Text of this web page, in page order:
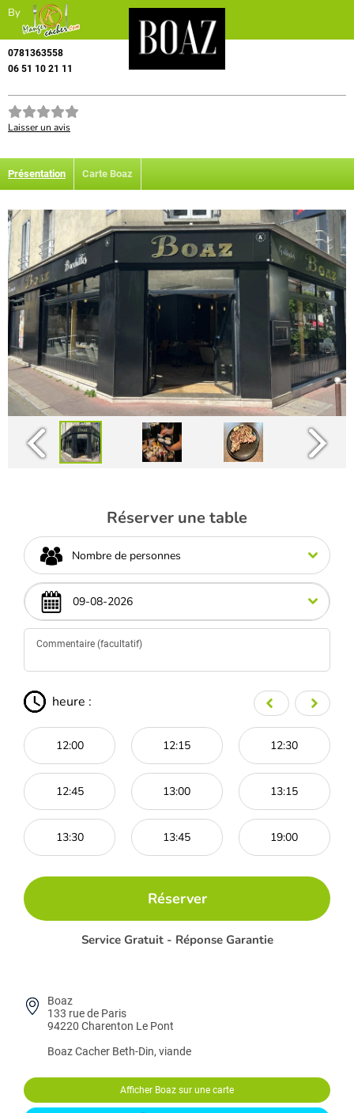
By
0781363558
06 51 10 21 11
Laisser un avis
Présentation Carte Boaz
Réserver une table
Nombre de personnes
heure :
12:00 12:15 12:30
12:45 13:00 13:15
13:30 13:45 19:00
Réserver
Service Gratuit - Réponse Garantie
Boaz
133 rue de Paris
94220 Charenton Le Pont
BoazCacher Beth-Din, viande
Afficher Boaz sur une carte